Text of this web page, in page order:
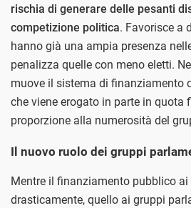
rischia di generare delle pesanti
competizione politica. Favorisce a
hanno già una ampia presenza
penalizza quelle con meno eletti.
muove il sistema di finanziamento
che viene erogato in parte in quota
proporzione alla numerosità del
Il nuovo ruolo dei gruppi
Mentre il finanziamento pubblico
drasticamente, quello ai gruppi